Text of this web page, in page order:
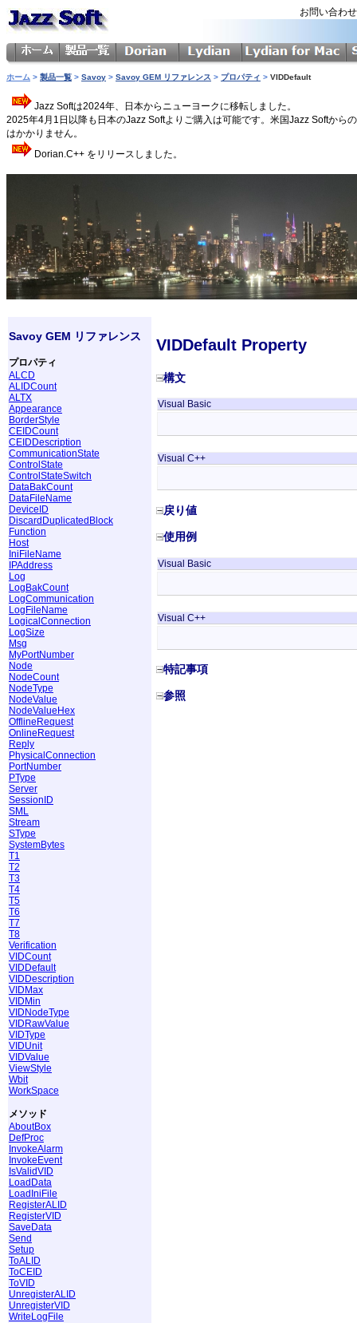
お問い合わ
ホーム > 製品一覧 > Savoy > Savoy GEM リファレンス > プロパティ > VIDDefault
Jazz Softは2024年、日本からニューヨークに移転しました。
2025年4月1日以降も日本のJazz Softよりご購入は可能です。米国Jazz Softから
はかかりません。
Dorian.C++ をリリースしました。
Savoy GEM リファレンス
プロパティ
ALCD
ALIDCount
ALTX
Appearance
BorderStyle
CEIDCount
CEIDDescription
CommunicationState
ControlState
ControlStateSwitch
DataBakCount
DataFileName
DeviceID
DiscardDuplicatedBlock
Function
Host
IniFileName
IPAddress
Log
LogBakCount
LogCommunication
LogFileName
LogicalConnection
LogSize
Msg
MyPortNumber
Node
NodeCount
NodeType
NodeValue
NodeValueHex
OfflineRequest
OnlineRequest
Reply
PhysicalConnection
PortNumber
PType
Server
SessionID
SML
Stream
SType
SystemBytes
T1
T2
T3
T4
T5
T6
T7
T8
Verification
VIDCount
VIDDefault
VIDDescription
VIDMax
VIDMin
VIDNodeType
VIDRawValue
VIDType
VIDUnit
VIDValue
ViewStyle
Wbit
WorkSpace
メソッド
AboutBox
DefProc
InvokeAlarm
InvokeEvent
IsValidVID
LoadData
LoadIniFile
RegisterALID
RegisterVID
SaveData
Send
Setup
ToALID
ToCEID
ToVID
UnregisterALID
UnregisterVID
WriteLogFile
VIDDefault Property
構文
Visual Basic
Visual C++
戻り値
使用例
Visual Basic
Visual C++
特記事項
参照